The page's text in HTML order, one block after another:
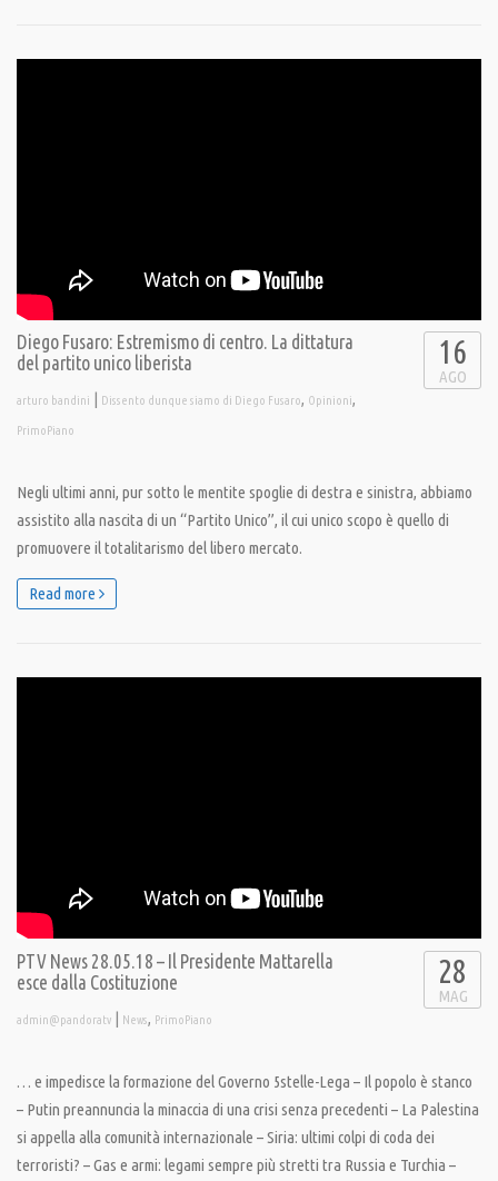
Diego Fusaro: Estremismo di centro. La dittatura
del partito unico liberista
arturo bandini | Dissento dunque siamo di Diego Fusaro, Opinioni,
PrimoPiano
16
AGO
Negli ultimi anni, pur sotto le mentite spoglie di destra e sinistra, abbiamo
assistito alla nascita di un “Partito Unico”, il cui unico scopo è quello di
promuovere il totalitarismo del libero mercato.
Read more
PTV News 28.05.18 – Il Presidente Mattarella
esce dalla Costituzione
admin@pandoratv | News, PrimoPiano
28
MAG
… e impedisce la formazione del Governo 5stelle-Lega – Il popolo è stanco
– Putin preannuncia la minaccia di una crisi senza precedenti – La Palestina
si appella alla comunità internazionale – Siria: ultimi colpi di coda dei
terroristi? – Gas e armi: legami sempre più stretti tra Russia e Turchia –